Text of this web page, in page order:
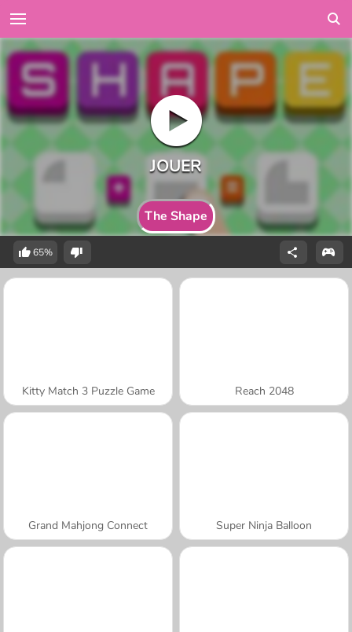
The Shape
65%
Kitty Match 3 Puzzle Game Reach 2048
Grand Mahjong Connect Super Ninja Balloon